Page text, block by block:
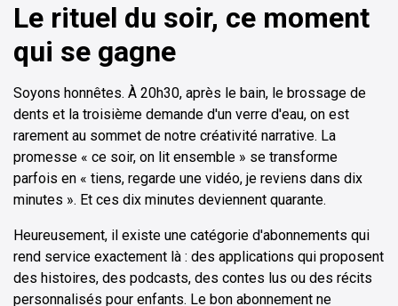
Le rituel du soir, ce moment
qui se gagne
Soyons honnêtes. À 20h30, après le bain, le brossage de
dents et la troisième demande d'un verre d'eau, on est
rarement au sommet de notre créativité narrative. La
promesse « ce soir, on lit ensemble » se transforme
parfois en « tiens, regarde une vidéo, je reviens dans dix
minutes ». Et ces dix minutes deviennent quarante.
Heureusement, il existe une catégorie d'abonnements qui
rend service exactement là : des applications qui proposent
des histoires, des podcasts, des contes lus ou des récits
personnalisés pour enfants. Le bon abonnement ne